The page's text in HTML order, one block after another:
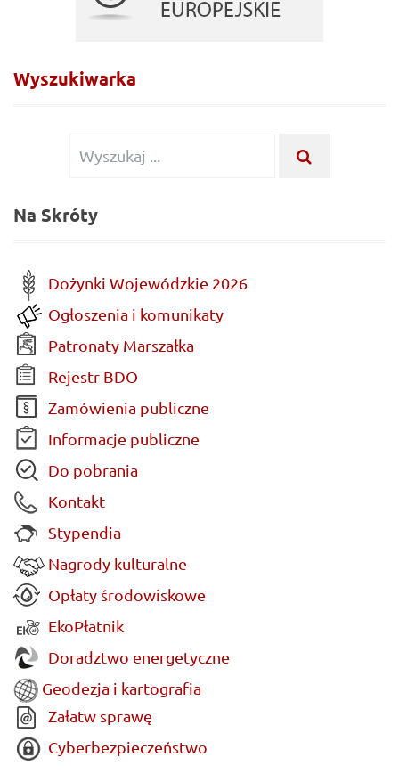
Wyszukiwarka
Wyszukiwanie
Na Skróty
Dożynki Wojewódzkie 2026
Ogłoszenia i komunikaty
Patronaty Marszałka
Rejestr BDO
Zamówienia publiczne
Informacje publiczne
Do pobrania
Kontakt
Stypendia
Nagrody kulturalne
Opłaty środowiskowe
EkoPłatnik
Doradztwo energetyczne
Geodezja i kartografia
Załatw sprawę
Cyberbezpieczeństwo